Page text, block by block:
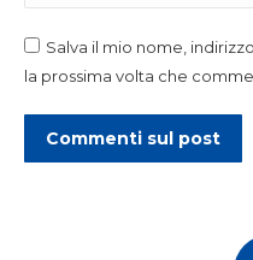
Salva il mio nome,
la prossima volta che
Commenti sul post